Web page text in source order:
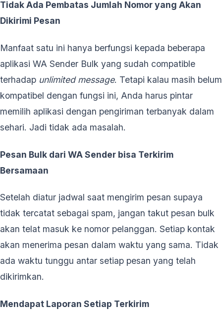
Tidak Ada Pembatas Jumlah Nomor yang Akan
Dikirimi Pesan
Manfaat satu ini hanya berfungsi kepada beberapa
aplikasi WA Sender Bulk yang sudah compatible
terhadap unlimited message. Tetapi kalau masih belum
kompatibel dengan fungsi ini, Anda harus pintar
memilih aplikasi dengan pengiriman terbanyak dalam
sehari. Jadi tidak ada masalah.
Pesan Bulk dari WA Sender bisa Terkirim
Bersamaan
Setelah diatur jadwal saat mengirim pesan supaya
tidak tercatat sebagai spam, jangan takut pesan bulk
akan telat masuk ke nomor pelanggan. Setiap kontak
akan menerima pesan dalam waktu yang sama. Tidak
ada waktu tunggu antar setiap pesan yang telah
dikirimkan.
Mendapat Laporan Setiap Terkirim